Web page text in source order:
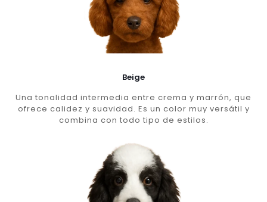
Beige
Una tonalidad intermedia entre crema y marrón, que
ofrece calidez y suavidad. Es un color muy versátil y
combina con todo tipo de estilos.